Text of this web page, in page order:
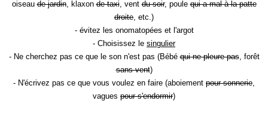
oiseaude jardin, klaxonde taxi, ventdu soir, poulequi a mal à la patte
droite, etc.)
- évitez les onomatopées et l'argot
- Choisissez le singulier
- Ne cherchez pas ce que le son n'est pas (Bébéqui ne pleure pas, forêt
sans vent)
- N'écrivez pas ce que vous voulez en faire (aboiement pour sonnerie,
vagues pour s'endormir)